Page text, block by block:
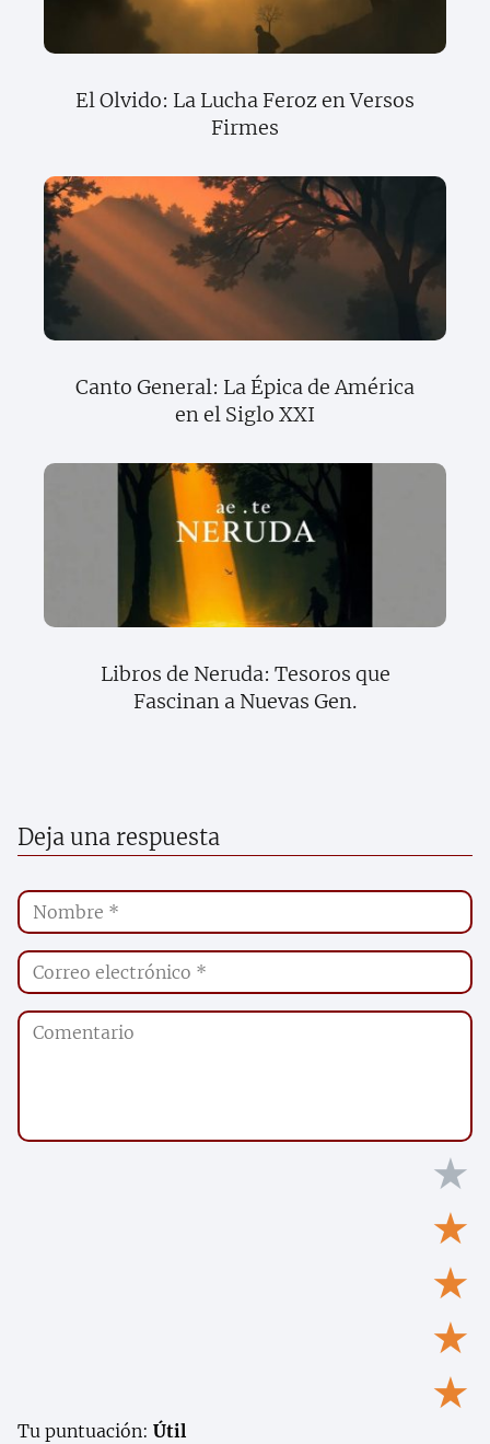
El Olvido: La Lucha Feroz en Versos
Firmes
Canto General: La Épica de América
en el Siglo XXI
Libros de Neruda: Tesoros que
Fascinan a Nuevas Gen.
Deja una respuesta
★
★
★
★
★
Tu puntuación: Útil